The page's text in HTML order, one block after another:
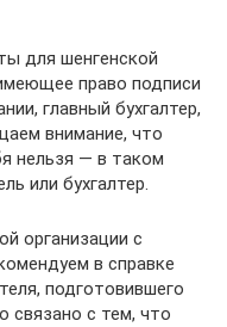
для шенгенской
право подписи
главный бухгалтер,
внимание, что
нельзя — в таком
или бухгалтер.
организации с
в справке
подготовившего
связано с тем, что